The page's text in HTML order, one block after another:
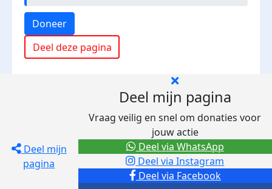
Doneer
Deel deze pagina
Deel mijn
pagina
Deel mijn pagina
Vraag veilig en snel om donaties voor
jouw actie
Deel via Facebook
Deel via Instagram
Deel via WhatsApp